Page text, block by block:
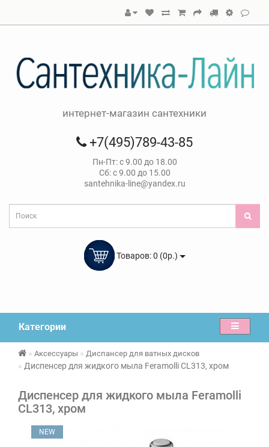
интернет-магазин сантехники
+7(495)789-43-85
Пн-Пт: с 9.00 до 18.00
Сб: с 9.00 до 15.00
santehnika-line@yandex.ru
Товаров: 0 (0р.)
Категории
Аксессуары Диспансер для ватных дисков
Диспенсер для жидкого мыла Feramolli CL313, хром
Диспенсер для жидкого мыла Feramolli
CL313, хром
NEW